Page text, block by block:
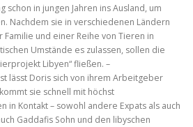
schon in jungen Jahren ins Ausland, um
Nachdem sie in verschiedenen Ländern
und einer Reihe von Tieren in
Umstände es zulassen, sollen die
Libyen“ fließen. –
lässt Doris sich von ihrem Arbeitgeber
sie schnell mit höchst
in Kontakt – sowohl andere Expats als auch
Gaddafis Sohn und den libyschen